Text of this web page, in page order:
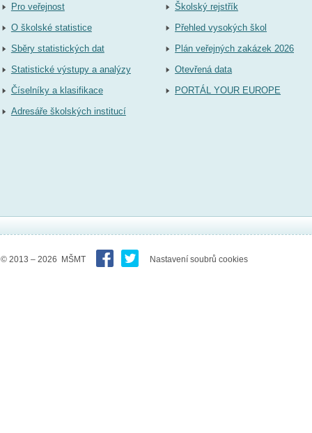
Pro veřejnost
O školské statistice
Sběry statistických dat
Statistické výstupy a analýzy
Číselníky a klasifikace
Adresáře školských institucí
Školský rejstřík
Přehled vysokých škol
Plán veřejných zakázek 2026
Otevřená data
PORTÁL YOUR EUROPE
© 2013 – 2026 MŠMT Nastavení soubrů cookies